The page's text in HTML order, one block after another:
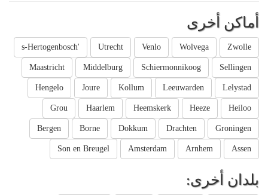
أماكن أخرى
Zwolle
Wolvega
Venlo
Utrecht
's-Hertogenbosch
Sellingen
Schiermonnikoog
Middelburg
Maastricht
Lelystad
Leeuwarden
Kollum
Joure
Hengelo
Heiloo
Heeze
Heemskerk
Haarlem
Grou
Groningen
Drachten
Dokkum
Borne
Bergen
Assen
Arnhem
Amsterdam
Son en Breugel
بلدان أخرى: